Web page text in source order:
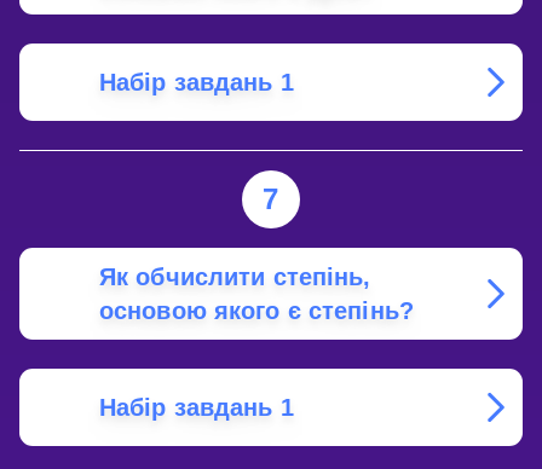
Набір завдань 1
7
Як обчислити степінь,
основою якого є степінь?
Набір завдань 1